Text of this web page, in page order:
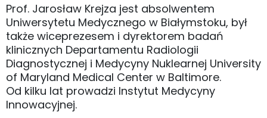
Prof. Jarosław Krejza jest absolwentem
Uniwersytetu Medycznego w Białymstoku, był
także wiceprezesem i dyrektorem badań
klinicznych Departamentu Radiologii
Diagnostycznej i Medycyny Nuklearnej University
of Maryland Medical Center w Baltimore.
Od kilku lat prowadzi Instytut Medycyny
Innowacyjnej.